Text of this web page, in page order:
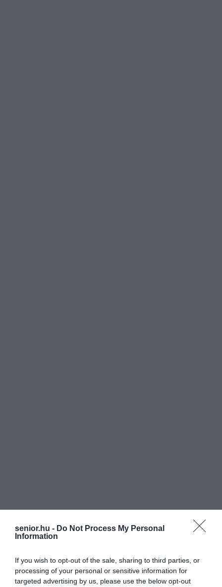
senior.hu - Do Not Process My Personal
Information
If you wish to opt-out of the sale, sharing to third parties, or
processing of your personal or sensitive information for
targeted advertising by us, please use the below opt-out